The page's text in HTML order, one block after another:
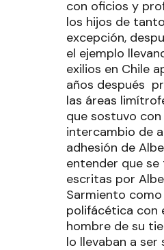
con oficios y
los hijos de
excepción,
el ejemplo
exilios en Chile
años después
las áreas
que sostuvo
intercambio de
adhesión de
entender que
escritas por
Sarmiento
polifácética con
hombre de su
lo llevaban a